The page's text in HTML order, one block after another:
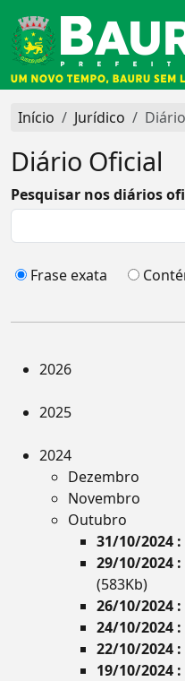
Início Jurídico
Diário Oficial
Pesquisar nos diários
Frase exata
2026
2025
2024
Dezembro
Novembro
Outubro
31/10/2024 :
29/10/2024
(583Kb)
26/10/2024 :
24/10/2024 :
22/10/2024 :
19/10/2024 :